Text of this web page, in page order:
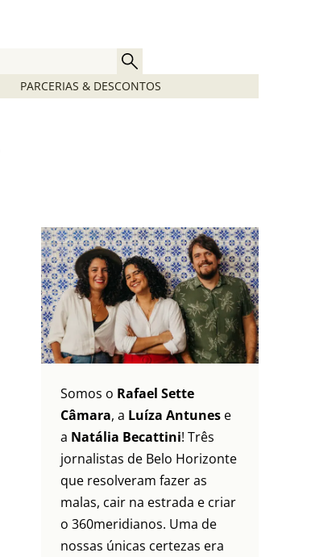
PARCERIAS & DESCONTOS
Somos o Rafael Sette
Câmara, a Luíza Antunes e
a Natália Becattini! Três
jornalistas de Belo Horizonte
que resolveram fazer as
malas, cair na estrada e criar
o 360meridianos. Uma de
nossas únicas certezas era